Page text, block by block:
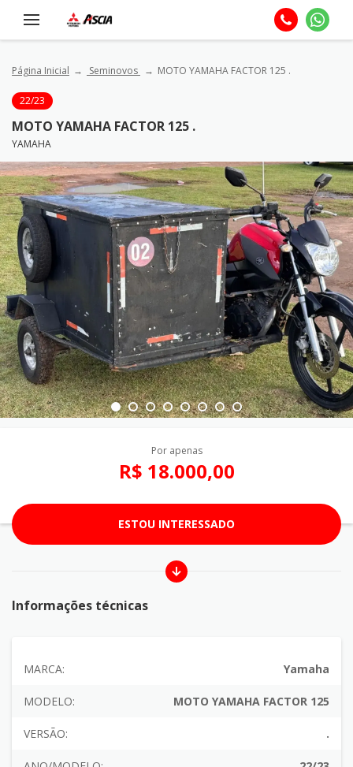
Página Inicial Seminovos MOTO YAMAHA FACTOR 125 .
22/23
MOTO YAMAHA FACTOR 125 .
YAMAHA
Por apenas
R$ 18.000,00
ESTOU INTERESSADO
Informações técnicas
MARCA: Yamaha
MODELO: MOTO YAMAHA FACTOR 125
VERSÃO: .